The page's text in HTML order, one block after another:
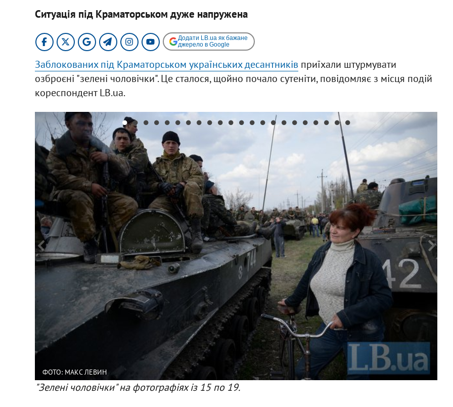
Ситуація під Краматорськом дуже напружена
Додати LB.ua як бажане
джерело в Google
Заблокованих під Краматорськом українських десантників приїхали штурмувати
озброєні "зелені чоловічки". Це сталося, щойно почало сутеніти, повідомляє з місця подій
кореспондент LB.ua.
ФОТО: МАКС ЛЕВИН
"Зелені чоловічки" на фотографіях із 15 по 19.